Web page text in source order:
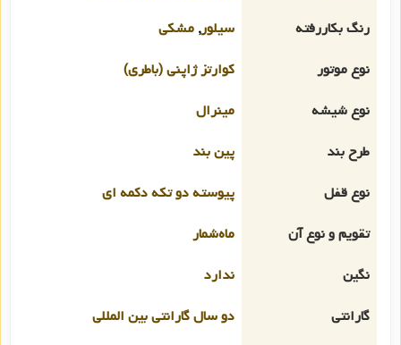
رنگ بکاررفته
سیلور, مشکی
نوع موتور
کوارتز ژاپنی (باطری)
نوع شیشه
مینرال
طرح بند
پین بند
نوع قفل
پیوسته دو تکه دکمه ای
تقویم و نوع آن
ماه‌شمار
نگین
ندارد
گارانتی
دو سال گارانتی بین المللی